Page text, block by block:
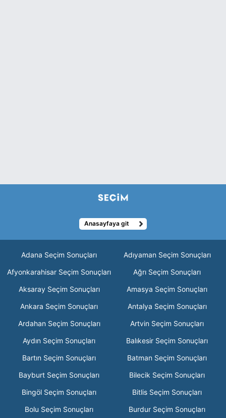
Anasayfaya git
Adana Seçim Sonuçları
Adıyaman Seçim Sonuçları
Afyonkarahisar Seçim Sonuçları
Ağrı Seçim Sonuçları
Aksaray Seçim Sonuçları
Amasya Seçim Sonuçları
Ankara Seçim Sonuçları
Antalya Seçim Sonuçları
Ardahan Seçim Sonuçları
Artvin Seçim Sonuçları
Aydın Seçim Sonuçları
Balıkesir Seçim Sonuçları
Bartın Seçim Sonuçları
Batman Seçim Sonuçları
Bayburt Seçim Sonuçları
Bilecik Seçim Sonuçları
Bingöl Seçim Sonuçları
Bitlis Seçim Sonuçları
Bolu Seçim Sonuçları
Burdur Seçim Sonuçları